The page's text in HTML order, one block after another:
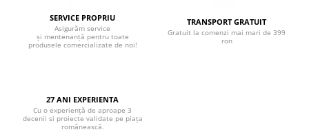
Boxe portabileSERVICE PROPRIU
Asigurăm service
și mentenanță pentru toate
produsele comercializate de noi!
TRANSPORT GRATUIT
Gratuit la comenzi mai mari de 399
ron
27 ANI EXPERIENTA
Cu o experiență de aproape 3
decenii si proiecte validate pe piața
românească.